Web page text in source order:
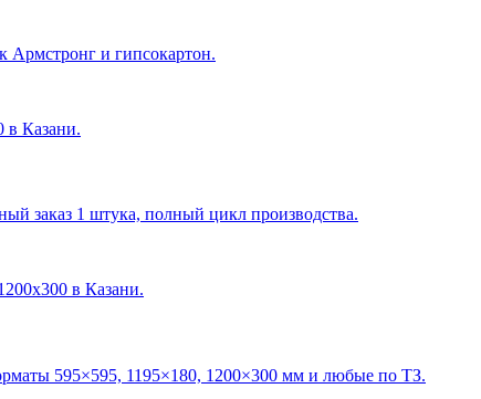
Армстронг и гипсокартон.
в Казани.
заказ 1 штука, полный цикл производства.
в Казани.
595×595, 1195×180, 1200×300 мм и любые по ТЗ.